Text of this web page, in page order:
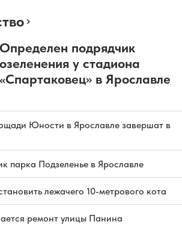
Определен подрядчик
озеленения у стадиона
«Спартаковец» в Ярославле
Юности в Ярославле завершат в
парка Подзеленье в Ярославле
лежачего 10-метрового кота
ремонт улицы Панина